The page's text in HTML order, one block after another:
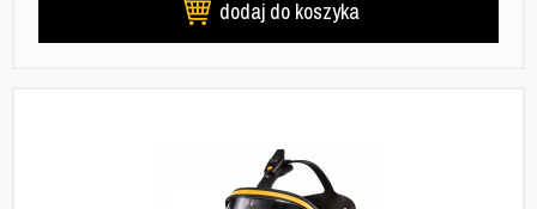
dodaj do koszyka